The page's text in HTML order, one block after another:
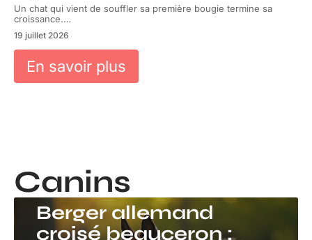
Un chat qui vient de souffler sa première bougie termine sa
croissance.…
19 juillet 2026
En savoir plus
Canins
CANINS
Berger allemand
croisé beauceron :